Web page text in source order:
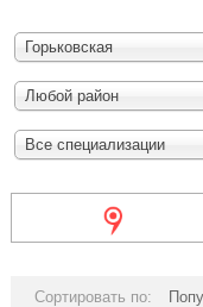
Горьковская
Любой район
Все специализации
Сортировать по: